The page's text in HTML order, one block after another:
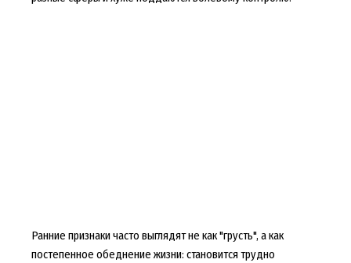
Ранние признаки часто выглядят не как "грусть", а как
постепенное обеднение жизни: становится трудно